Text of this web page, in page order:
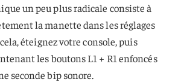
un peu plus radicale consiste à
la manette dans les réglages
éteignez votre console, puis
les boutons L1 + R1 enfoncés
seconde bip sonore.